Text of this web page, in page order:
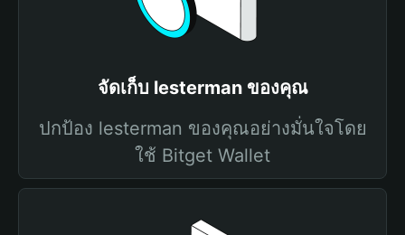
จัดเก็บ lesterman ของคุณ
ปกป้อง lesterman ของคุณอย่างมั่นใจโดย
ใช้ Bitget Wallet